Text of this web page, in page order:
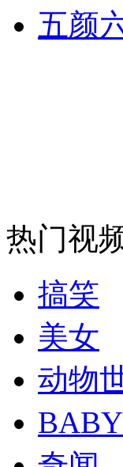
安徽一实载49
司机酒驾遇交
五颜
热门视
搞笑
美女
动物